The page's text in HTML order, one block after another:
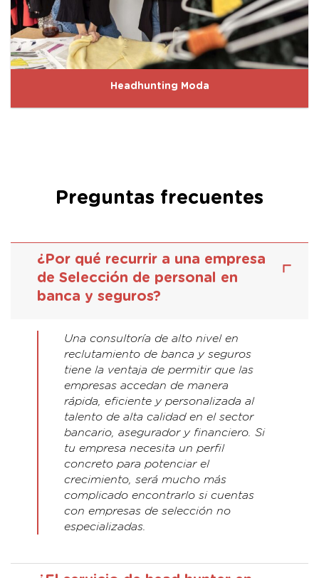
Headhunting Moda
Preguntas frecuentes
¿Por qué recurrir a una empresa
de Selección de personal en
banca y seguros?
Una consultoría de alto nivel en
reclutamiento de banca y seguros
tiene la ventaja de permitir que las
empresas accedan de manera
rápida, eficiente y personalizada al
talento de alta calidad en el sector
bancario, asegurador y financiero. Si
tu empresa necesita un perfil
concreto para potenciar el
crecimiento, será mucho más
complicado encontrarlo si cuentas
con empresas de selección no
especializadas.